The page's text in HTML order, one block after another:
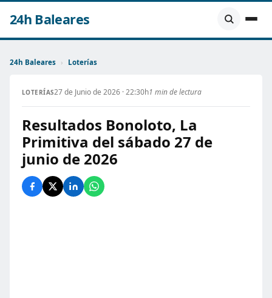
24h Baleares
24h Baleares › Loterías
LOTERÍAS27 de Junio de 2026 · 22:30h1 min de lectura
Resultados Bonoloto, La
Primitiva del sábado 27 de
junio de 2026